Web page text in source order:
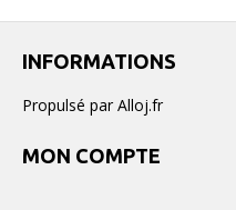
INFORMATIONS
Propulsé par Alloj.fr
MON COMPTE